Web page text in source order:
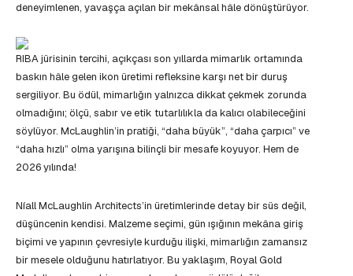
deneyimlenen, yavaşça açılan bir mekânsal hâle dönüştürüyor.
RIBA jürisinin tercihi, açıkçası son yıllarda mimarlık ortamında
baskın hâle gelen ikon üretimi refleksine karşı net bir duruş
sergiliyor. Bu ödül, mimarlığın yalnızca dikkat çekmek zorunda
olmadığını; ölçü, sabır ve etik tutarlılıkla da kalıcı olabileceğini
söylüyor. McLaughlin’in pratiği, “daha büyük”, “daha çarpıcı” ve
“daha hızlı” olma yarışına bilinçli bir mesafe koyuyor. Hem de
2026 yılında!
Níall McLaughlin Architects’in üretimlerinde detay bir süs değil,
düşüncenin kendisi. Malzeme seçimi, gün ışığının mekâna giriş
biçimi ve yapının çevresiyle kurduğu ilişki, mimarlığın zamansız
bir mesele olduğunu hatırlatıyor. Bu yaklaşım, Royal Gold